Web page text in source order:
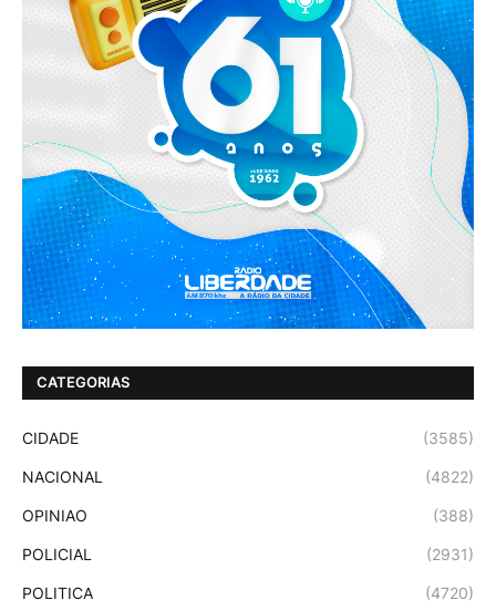
CATEGORIAS
CIDADE (3585)
NACIONAL (4822)
OPINIAO (388)
POLICIAL (2931)
POLITICA (4720)